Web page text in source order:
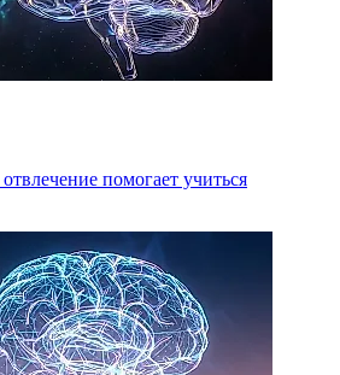
помогает учиться